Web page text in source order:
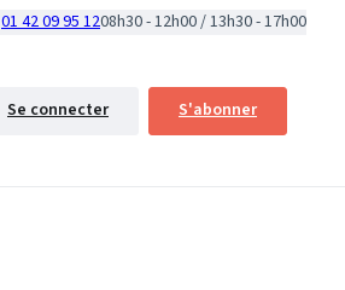
01 42 09 95 1208h30 - 12h00 / 13h30 - 17h00
Se connecter S'abonner